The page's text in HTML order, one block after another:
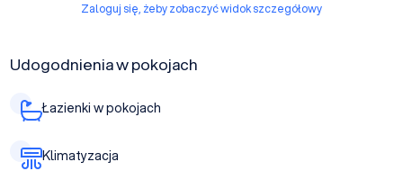
Zaloguj się, żeby zobaczyć widok szczegółowy
Udogodnienia w pokojach
Łazienki w pokojach
Klimatyzacja